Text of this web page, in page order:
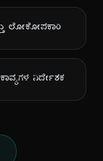
ಲೋಕೋಪಕಾರಿ
ನಿರ್ದೇಶಕ